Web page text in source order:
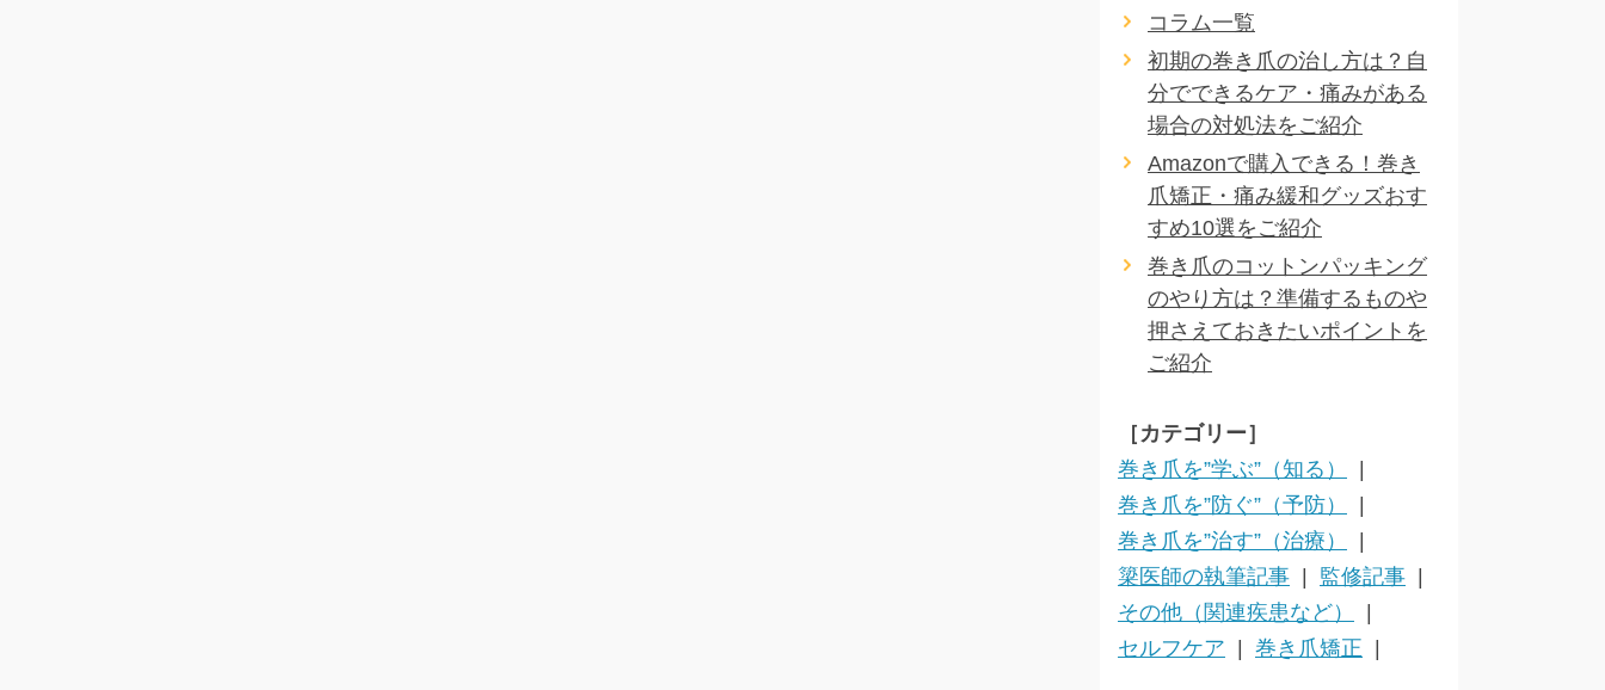
コラム一覧
初期の巻き爪の治し方は？自
分でできるケア・痛みがある
場合の対処法をご紹介
Amazonで購入できる！巻き
爪矯正・痛み緩和グッズおす
すめ10選をご紹介
巻き爪のコットンパッキング
のやり方は？準備するものや
押さえておきたいポイントを
ご紹介
［カテゴリー］
巻き爪を”学ぶ”（知る）
巻き爪を”防ぐ”（予防）
巻き爪を”治す”（治療）
簗医師の執筆記事
監修記事
その他（関連疾患など）
セルフケア
巻き爪矯正